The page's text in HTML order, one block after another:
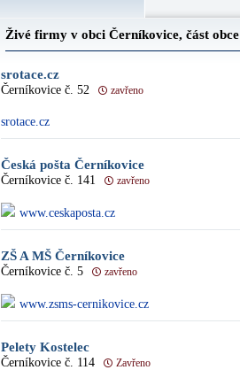
Živé firmy v obci Černíkovice, část obce
srotace.cz
Černíkovice č. 52 zavřeno
srotace.cz
Česká pošta Černíkovice
Černíkovice č. 141 zavřeno
www.ceskaposta.cz
ZŠ A MŠ Černíkovice
Černíkovice č. 5 zavřeno
www.zsms-cernikovice.cz
Pelety Kostelec
Černíkovice č. 114 Zavřeno